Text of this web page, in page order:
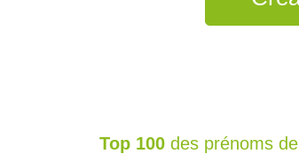
Top 100 des prénoms de